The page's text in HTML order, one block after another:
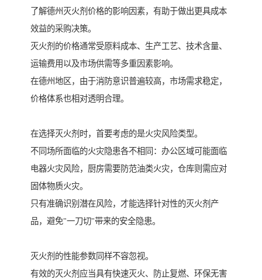
了解德州灭火剂价格的影响因素，有助于做出更具成本
效益的采购决策。
灭火剂的价格通常受原料成本、生产工艺、技术含量、
运输费用以及市场供需等多重因素影响。
在德州地区，由于消防意识普遍较高，市场需求稳定，
价格体系也相对透明合理。
在选择灭火剂时，首要考虑的是火灾风险类型。
不同场所面临的火灾隐患各不相同：办公区域可能面临
电器火灾风险，厨房需要防范油类火灾，仓库则需应对
固体物质火灾。
只有准确识别潜在风险，才能选择针对性的灭火剂产
品，避免"一刀切"带来的安全隐患。
灭火剂的性能参数同样不容忽视。
有效的灭火剂应当具有快速灭火、防止复燃、环保无害